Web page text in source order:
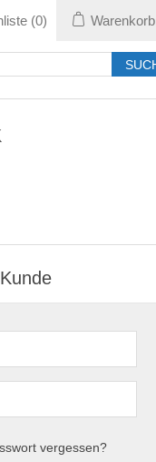
(0) Warenkorb
vergessen?